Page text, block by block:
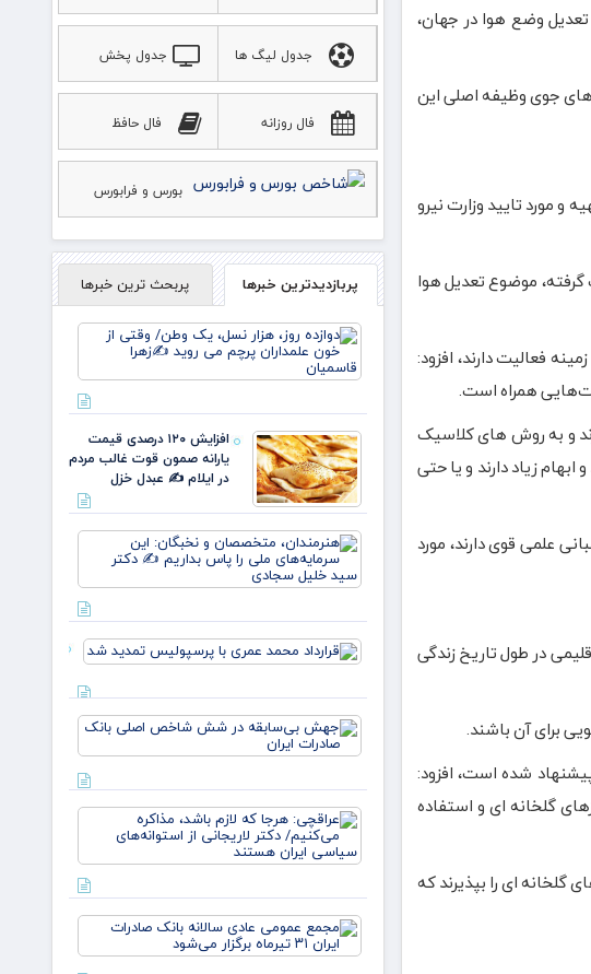
و به دنبال اهمیت موضوع آب و تعدیل وضع هوا در جهان،
های جوی وظیفه اصلی این
تعدیل هوا در کشور تهیه و مورد تایید وزارت نیرو
گرفته، موضوع تعدیل هوا
ابرها مورد تایی سازمان جهانی هواشناسی است و ۳۹ کشور در این زمینه فعالیت دارند، افزود:
همراه است.
و به روش های کلاسیک
زیاد دارند و یا حتی
علمی قوی دارند، مورد
در طول تاریخ زندگی
برای آن باشند.
شده است، افزود:
گلخانه ای و استفاده
گلخانه ای را بپذیرند که
جدول لیگ ها
جدول پخش
ورزشی
فال روزانه
فال حافظ
بورس و فرابورس
پربازدیدترین خبرها پربحث ترین خبرها
افزایش ۱۲۰ درصدی قیمت
یارانه صمون قوت غالب مردم
در ایلام ✍️ عبدل خزل